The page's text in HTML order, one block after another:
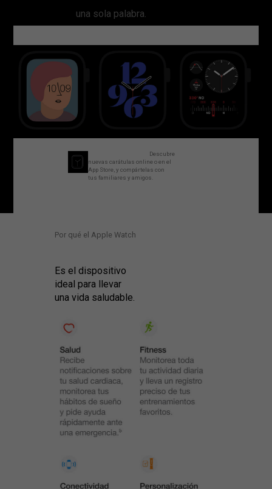
una sola palabra.
Descubre
nuevas carátulas online o en el
App Store, y compártelas con
tus familiares y amigos.
Por qué el Apple Watch
Es el dispositivo
ideal para llevar
una vida saludable.